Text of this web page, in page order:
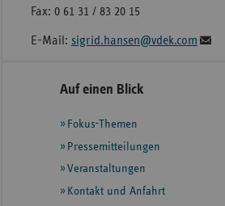
Fax: 0 61 31 / 83 20 15
E-Mail: sigrid.hansen@vdek.com
Seitennavigation
Seitenleiste
weiteren
Informationen
Auf einen Blick
Fokus-Themen
Pressemitteilungen
Veranstaltungen
Kontakt und Anfahrt